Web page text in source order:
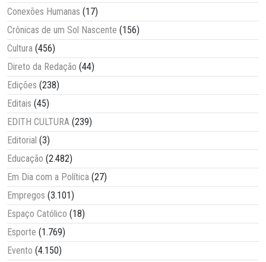
Conexões Humanas (17)
Crônicas de um Sol Nascente (156)
Cultura (456)
Direto da Redação (44)
Edições (238)
Editais (45)
EDITH CULTURA (239)
Editorial (3)
Educação (2.482)
Em Dia com a Política (27)
Empregos (3.101)
Espaço Católico (18)
Esporte (1.769)
Evento (4.150)